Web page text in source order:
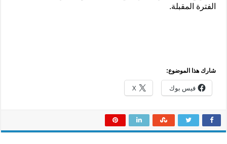
الفترة المقبلة.
شارك هذا الموضوع:
فيس بوك X